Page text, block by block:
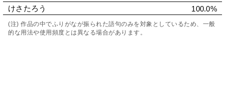
けさたろう 100.0%
(注) 作品の中でふりがなが振られた語句のみを対象としているため、一般
的な用法や使用頻度とは異なる場合があります。